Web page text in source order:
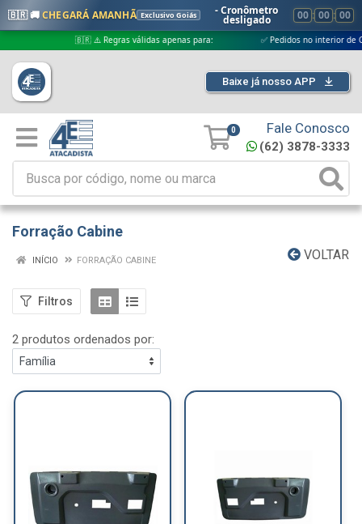
🇧🇷 🚚CHEGARÁ AMANHÃ Exclusivo Goiás - Cronômetro
desligado 00 : 00 : 00
🇧🇷 ⚠️ Regras válidas apenas para: ✅ Pedidos no interior de Goiás
Baixe já nosso APP
0 Fale Conosco
(62) 3878-3333
Forração Cabine
VOLTAR
INÍCIO FORRAÇÃO CABINE
Filtros
2 produtos ordenados por: